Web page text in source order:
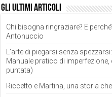
Gli ultimi articoli
Chi bisogna ringraziare? E
Antonuccio
L’arte di piegarsi senza
Manuale pratico di
puntata)
Riccetto e Martina, una storia